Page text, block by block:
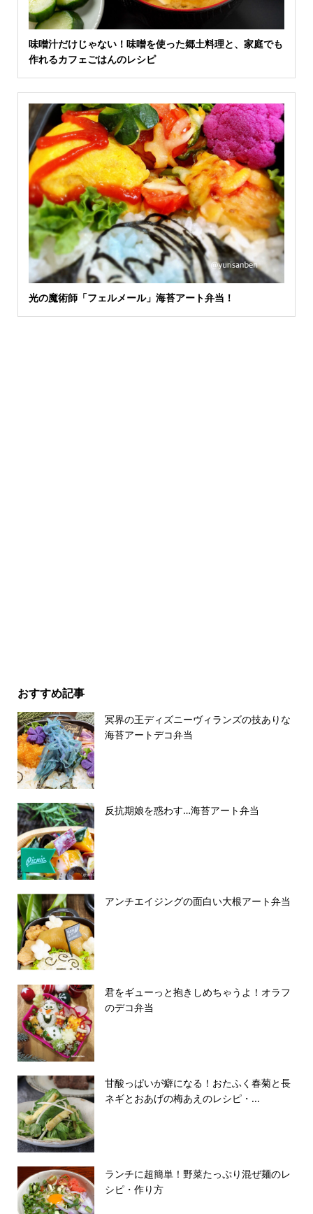
味噌汁だけじゃない！味噌を使った郷土料理と、家庭でも
作れるカフェごはんのレシピ
光の魔術師「フェルメール」海苔アート弁当！
おすすめ記事
冥界の王ディズニーヴィランズの技ありな
海苔アートデコ弁当
反抗期娘を惑わす…海苔アート弁当
アンチエイジングの面白い大根アート弁当
君をギューっと抱きしめちゃうよ！オラフ
のデコ弁当
甘酸っぱいが癖になる！おたふく春菊と長
ネギとおあげの梅あえのレシピ・...
ランチに超簡単！野菜たっぷり混ぜ麺のレ
シピ・作り方